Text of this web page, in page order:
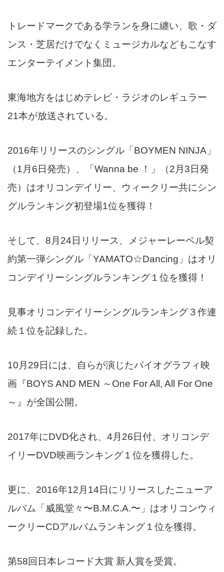
トレードマークである学ランを身に纏い、歌・ダ
ンス・芝居だけでなくミュージカルなどもこなす
エンターテイメント集団。
東海地方をはじめテレビ・ラジオのレギュラー
21本が放送されている。
2016年リリースのシングル「BOYMEN NINJA」
（1月6日発売）、「Wanna be ！」（2月3日発
売）はオリコンデイリー、ウィークリー共にシン
グルランキング初登場1位を獲得！
そして、8月24日リリース、メジャーレーベル契
約第一弾シングル「YAMATO☆Dancing」はオリ
コンデイリーシングルランキング１位を獲得！
見事オリコンデイリーシングルランキング３作連
続１位を記録した。
10月29日には、自らが演じたバイオグラフィ映
画『BOYS AND MEN ～One For All, All For One
～』が全国公開。
2017年にDVD化され、4月26日付、オリコンデ
イリーDVD映画ランキング１位を獲得した。
更に、2016年12月14日にリリースしたニューア
ルバム「威風堂々〜B.M.C.A.〜」はオリコンウィ
ークリーCDアルバムランキング１位を獲得。
第58回日本レコード大賞 新人賞を受賞。